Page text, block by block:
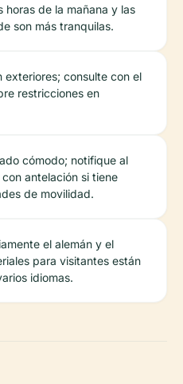
horas de la mañana y las
son más tranquilas.
exteriores; consulte con el
restricciones en
cómodo; notifique al
con antelación si tiene
de movilidad.
el alemán y el
para visitantes están
idiomas.